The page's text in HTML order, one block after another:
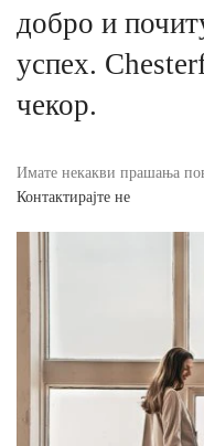
добро и
успех.
чекор.
Имате некакви прашања
Контактирајте не